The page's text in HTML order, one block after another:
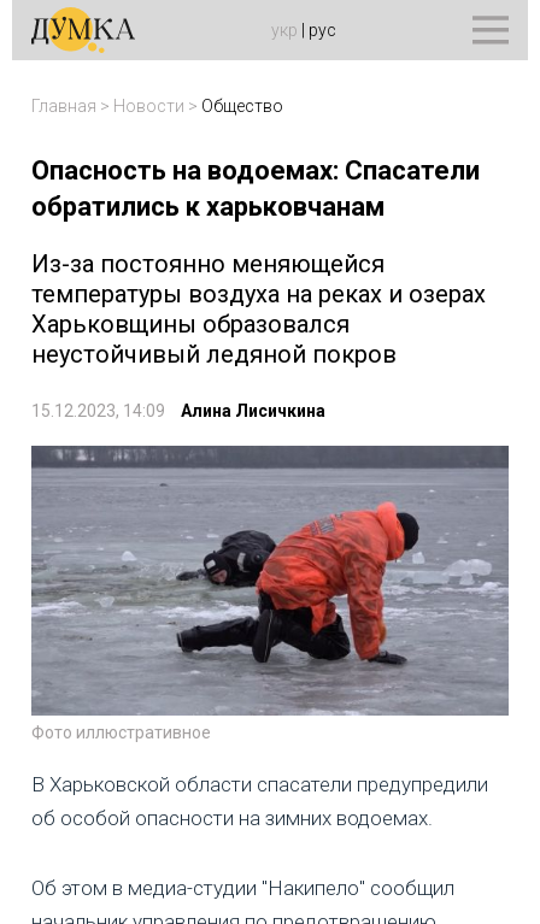
укр рус
Главная > Новости > Общество
Опасность на водоемах: Спасатели
обратились к харьковчанам
Из-за постоянно меняющейся
температуры воздуха на реках и озерах
Харьковщины образовался
неустойчивый ледяной покров
15.12.2023, 14:09 Алина Лисичкина
Фото иллюстративное
В Харьковской области спасатели предупредили
об особой опасности на зимних водоемах.
Об этом в медиа-студии "Накипело" сообщил